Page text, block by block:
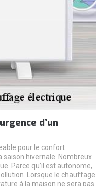
d’un
pour le confort
saison hivernale. Nombreux
Parce qu’il est autonome,
Lorsque le chauffage
à la maison ne sera pas